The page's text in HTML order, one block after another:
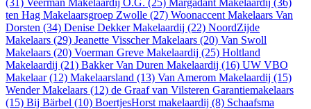
(31) Veerman Makelaardij O.G. (25) Margadant Makelaardij (36)
ten Hag Makelaarsgroep Zwolle (27) Woonaccent Makelaars Van
Dorsten (34) Denise Dekker Makelaardij (22) NoordZijde
Makelaars (29) Jeanette Visscher Makelaars (20) Van Swoll
Makelaars (20) Voerman Greve Makelaardij (25) Holtland
Makelaardij (21) Bakker Van Duren Makelaardij (16) UW VBO
Makelaar (12) Makelaarsland (13) Van Amerom Makelaardij (15)
Wender Makelaars (12) de Graaf van Vilsteren Garantiemakelaars
(15) Bij Bärbel (10) BoertjesHorst makelaardij (8) Schaafsma